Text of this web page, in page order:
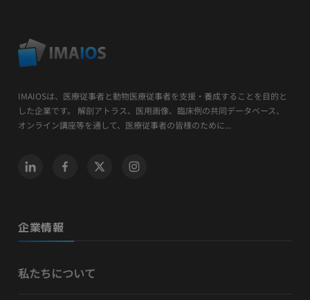
IMAIOSは、医療従事者と動物医療従事者を支援・養成することを目的と
した企業です。 解剖アトラス、医用画像、臨床例の共同データベース、
オンライン講座等を通して、医療従事者の皆様のために...
企業情報
私たちについて